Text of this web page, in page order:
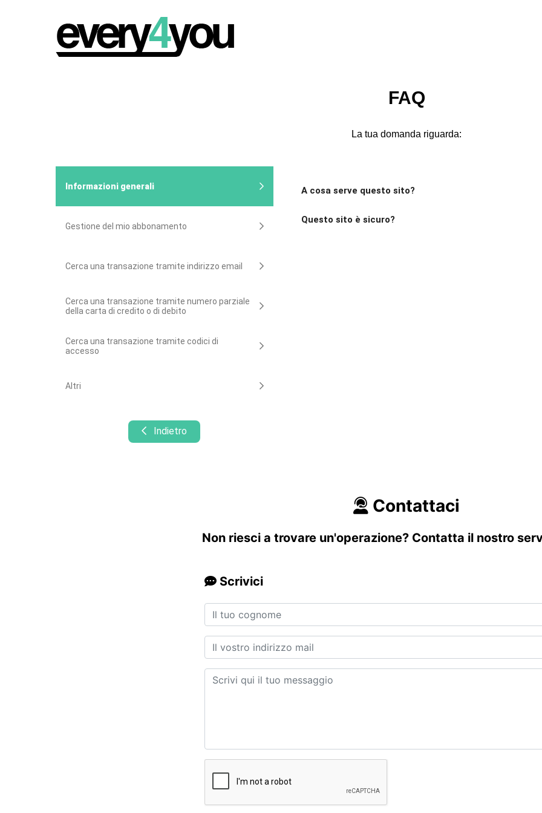
FAQ
La tua domanda riguarda:
Informazioni generali
Gestione del mio abbonamento
Cerca una transazione tramite indirizzo email
Cerca una transazione tramite numero parziale
della carta di credito o di debito
Cerca una transazione tramite codici di
accesso
Altri
Indietro
A cosa serve questo sito?
Questo sito è sicuro?
Contattaci
Non riesci a trovare un'operazione? Contatta il nostro
Scrivici